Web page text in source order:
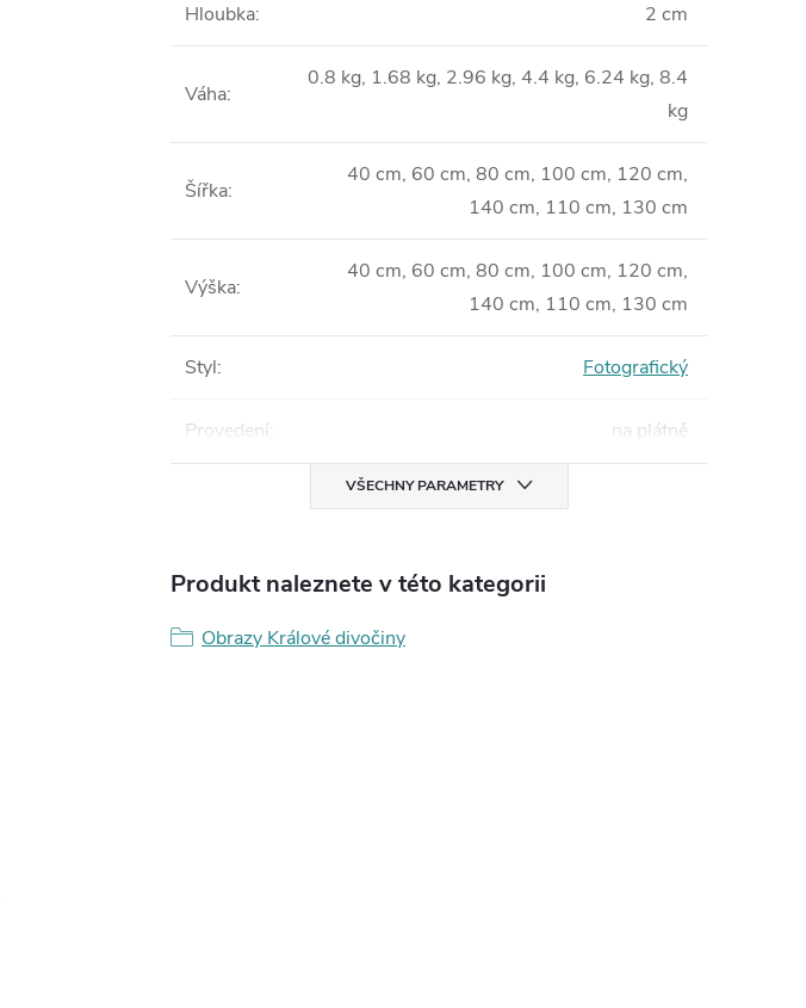
Hloubka: 2 cm
Váha:
0.8 kg, 1.68 kg, 2.96 kg, 4.4 kg, 6.24 kg, 8.4
kg
Šířka:
40 cm, 60 cm, 80 cm, 100 cm, 120 cm,
140 cm, 110 cm, 130 cm
Výška:
40 cm, 60 cm, 80 cm, 100 cm, 120 cm,
140 cm, 110 cm, 130 cm
Styl: Fotografický
Provedení: na plátně
VŠECHNY PARAMETRY
Produkt naleznete v této kategorii
Obrazy Králové divočiny